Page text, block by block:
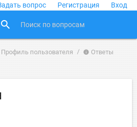
вопрос Регистрация Вход
search
Профиль пользователя info Ответы